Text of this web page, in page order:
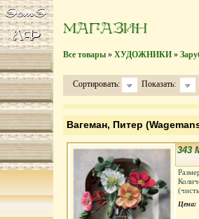
МАГАЗИН
Все товары » ХУДОЖНИКИ »
Сортировать: Показать:
Вагеман, Питер
343
Цена: